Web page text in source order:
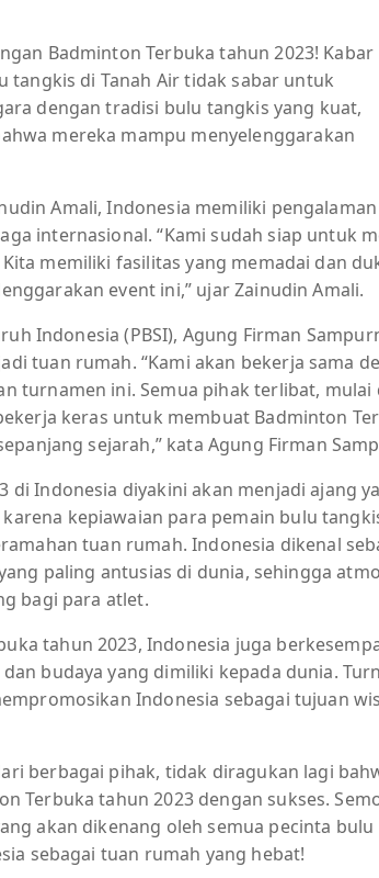
Badminton Terbuka tahun 2023! Kabar
di Tanah Air tidak sabar untuk
dengan tradisi bulu tangkis yang kuat,
mereka mampu menyelenggarakan
Amali, Indonesia memiliki
internasional. “Kami sudah siap untuk
memiliki fasilitas yang memadai dan
event ini,” ujar Zainudin Amali.
Indonesia (PBSI), Agung Firman
tuan rumah. “Kami akan bekerja sama
turnamen ini. Semua pihak terlibat, mulai
keras untuk membuat Badminton
sejarah,” kata Agung Firman
di Indonesia diyakini akan menjadi ajang
kepiawaian para pemain bulu
tuan rumah. Indonesia dikenal
paling antusias di dunia, sehingga
bagi para atlet.
tahun 2023, Indonesia juga
budaya yang dimiliki kepada dunia.
Indonesia sebagai tujuan
berbagai pihak, tidak diragukan lagi
Terbuka tahun 2023 dengan sukses.
akan dikenang oleh semua pecinta bulu
sebagai tuan rumah yang hebat!